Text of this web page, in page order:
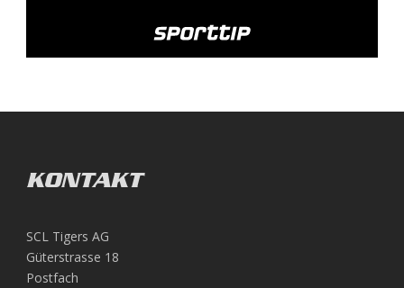
KONTAKT
SCL Tigers AG
Güterstrasse 18
Postfach